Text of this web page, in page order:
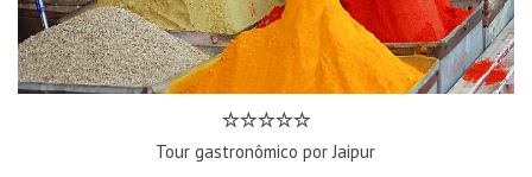
Tour gastronômico por Jaipur